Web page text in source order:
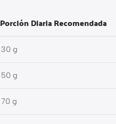
Porción Diaria Recomendada
30 g
50 g
70 g